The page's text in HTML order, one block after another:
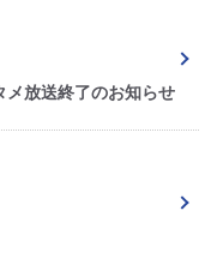
放送終了のお知らせ